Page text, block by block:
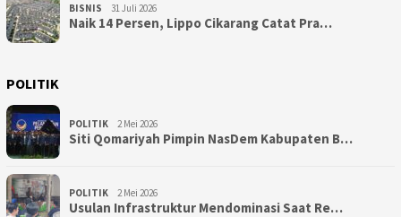
BISNIS 31 Juli 2026
Naik 14 Persen, Lippo Cikarang Catat Pra…
POLITIK
POLITIK 2 Mei 2026
Siti Qomariyah Pimpin NasDem Kabupaten B…
POLITIK 2 Mei 2026
Usulan Infrastruktur Mendominasi Saat Re…